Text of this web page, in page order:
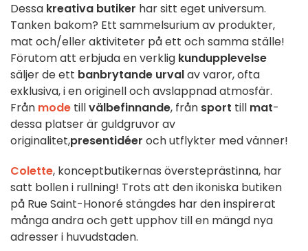
Dessa kreativa butiker har sitt eget universum.
Tanken bakom? Ett sammelsurium av produkter,
mat och/eller aktiviteter på ett och samma ställe!
Förutom att erbjuda en verklig kundupplevelse
säljer de ett banbrytande urvalav varor, ofta
exklusiva, i en originell och avslappnad atmosfär.
Från mode tillvälbefinnande, från sport till mat-
dessa platser är guldgruvor av
originalitet,presentidéer och utflykter med vänner!
Colette, konceptbutikernas översteprästinna, har
satt bollen i rullning! Trots att den ikoniska butiken
på Rue Saint-Honoré stängdes har den inspirerat
många andra och gett upphov till en mängd nya
adresser i huvudstaden.